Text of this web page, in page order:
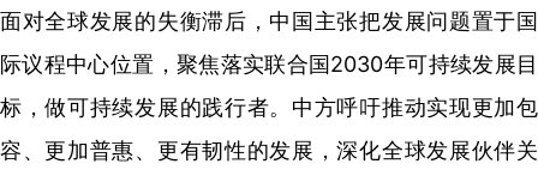
面对全球发展的失衡滞后，中国主张把发展问题置于国
际议程中心位置，聚焦落实联合国2030年可持续发展目
标，做可持续发展的践行者。中方呼吁推动实现更加包
容、更加普惠、更有韧性的发展，深化全球发展伙伴关